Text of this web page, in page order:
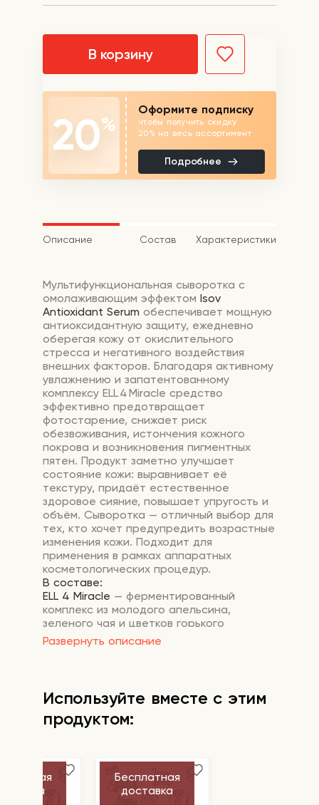
В корзину
20%
Оформите подписку
чтобы получить скидку
20% на весь ассортимент
Подробнее
Описание Состав Характеристики
Развернуть описание
Мультифункциональная сыворотка с
омолаживающим эффектом Isov
Antioxidant Serum обеспечивает мощную
антиоксидантную защиту, ежедневно
оберегая кожу от окислительного
стресса и негативного воздействия
внешних факторов. Благодаря активному
увлажнению и запатентованному
комплексу ELL 4 Miracle средство
эффективно предотвращает
фотостарение, снижает риск
обезвоживания, истончения кожного
покрова и возникновения пигментных
пятен. Продукт заметно улучшает
состояние кожи: выравнивает её
текстуру, придаёт естественное
здоровое сияние, повышает упругость и
объём. Сыворотка — отличный выбор для
тех, кто хочет предупредить возрастные
изменения кожи. Подходит для
применения в рамках аппаратных
косметологических процедур.
В составе:
ELL 4 Miracle — ферментированный
комплекс из молодого апельсина,
зеленого чая и цветков горького
апельсина. Разглаживает морщины,
осветляет пигментацию и возвращает
антиоксидант, усиливающий клеточную
энергию и коллагеногенез.
Глутатион и бетаин
предотвращают обезвоживание и
Гиалуроновая кислота— глубокое
увлажнение с пролонгированным
действием.
Используйте вместе с этим
продуктом:
Бесплатная
доставка